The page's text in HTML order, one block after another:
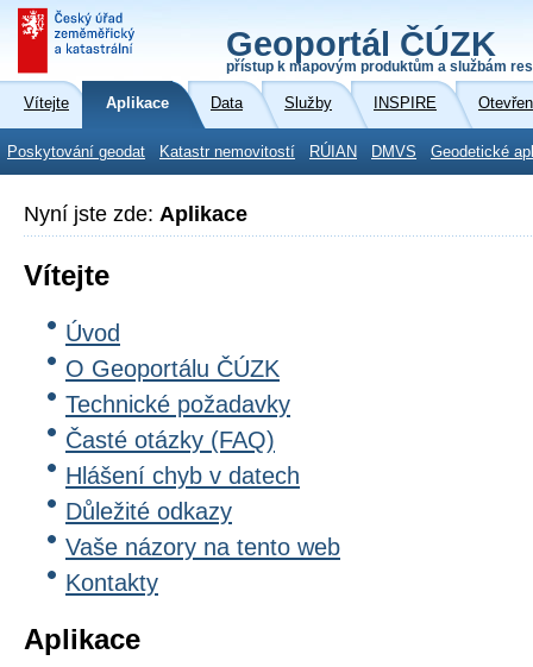
Geoportál ČÚZK
přístup k mapovým produktům a službám
Vítejte Aplikace Data Služby INSPIRE
Poskytování geodat Katastr nemovitostí RÚIAN DMVS Geodetické
Nyní jste zde: Aplikace
Vítejte
Úvod
O Geoportálu ČÚZK
Technické požadavky
Časté otázky (FAQ)
Hlášení chyb v datech
Důležité odkazy
Vaše názory na tento web
Kontakty
Aplikace